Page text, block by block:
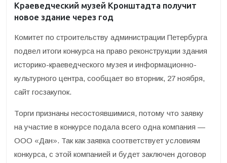
Краеведческий музей Кронштадта получит
новое здание через год
Комитет по строительству администрации Петербурга
подвел итоги конкурса на право реконструкции здания
историко-краеведческого музея и информационно-
культурного центра, сообщает во вторник, 27 ноября,
сайт госзакупок.
Торги признаны несостоявшимися, потому что заявку
на участие в конкурсе подала всего одна компания —
ООО «Дан». Так как заявка соответствует условиям
конкурса, с этой компанией и будет заключен договор